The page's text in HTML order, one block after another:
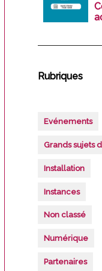
Rubriques
Evénements
Grands sujets
Installation
Instances
Non classé
Numérique
Partenaires